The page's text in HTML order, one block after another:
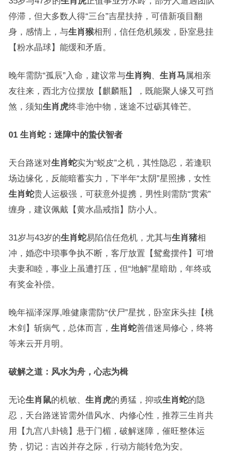
停滞，但大多数人得“三台”吉星扶持，可借新项目翻
身，感情上，与生肖猴相刑，信任危机频发，卧室悬挂
【粉水晶球】能缓和矛盾。
晚年需防“孤辰”入命，建议常与生肖狗、 生肖马属相亲
友往来，西北方位摆放【麒麟瓶】，既能聚人缘又可挡
煞，须知生肖虎终非池中物，迷途不过砺其锋芒。
01 生肖蛇：迷障中的蛰伏智者
天台路迷对生肖蛇实为“蜕皮”之机，其性隐忍，若逢职
场边缘化，反能暗蓄实力，下半年“太阴”星照拂，女性
生肖蛇贵人运极强，可获意外提携，男性则需防“贯索”
缠身，建议佩戴【黄水晶戒指】防小人。
31岁与43岁的生肖蛇易陷信任危机，尤其与生肖猪相
冲，婚恋中琐事争执不断，客厅放置【鸳鸯摆件】可增
夫妻和睦，事业上虽遭打压，但“地解”星暗助，年终或
有奖金补偿。
晚年福泽深厚,唯健康需防“伏尸”星扰，卧室床头挂【桃
木剑】斩病气，总体而言， 生肖蛇善借迷局修心，终将
等来云开月明。
破解之道：风水为舟，心志为楫
无论生肖鼠的机敏、 生肖虎的勇猛，抑或生肖蛇的隐
忍，天台路迷皆需外借风水、内修心性，推荐三生肖共
用【九宫八卦镜】悬于门楣，破解迷障，催旺整体运
势，切记：吉凶并存之际，行动方能转危为安。